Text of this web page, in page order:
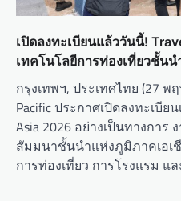
เปิดลงทะเบียนแล้ววันนี้!
เทคโนโลยีการท่องเที่ยวชั้น
กรุงเทพฯ, ประเทศไทย (27
Pacific ประกาศเปิดลงทะเบีย
Asia 2026 อย่างเป็นทางการ
สัมมนาชั้นนำแห่งภูมิภาคเอเ
การท่องเที่ยว การโรงแรม แ